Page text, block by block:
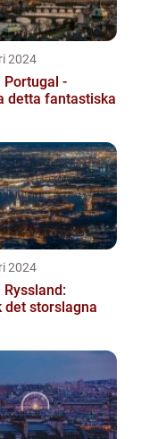
2024
Portugal -
detta fantastiska
2024
Ryssland:
det storslagna